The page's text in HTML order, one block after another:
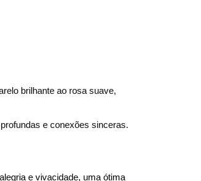
brilhante ao rosa suave,
e conexões sinceras.
e vivacidade, uma ótima